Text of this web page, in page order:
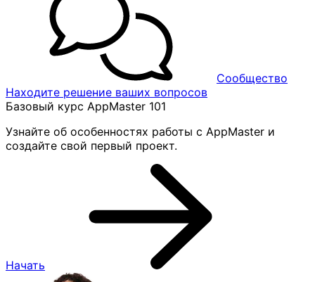
Сообщество
Находите решение ваших вопросов
Базовый курс AppMaster 101
Узнайте об особенностях работы с AppMaster и
создайте свой первый проект.
Начать